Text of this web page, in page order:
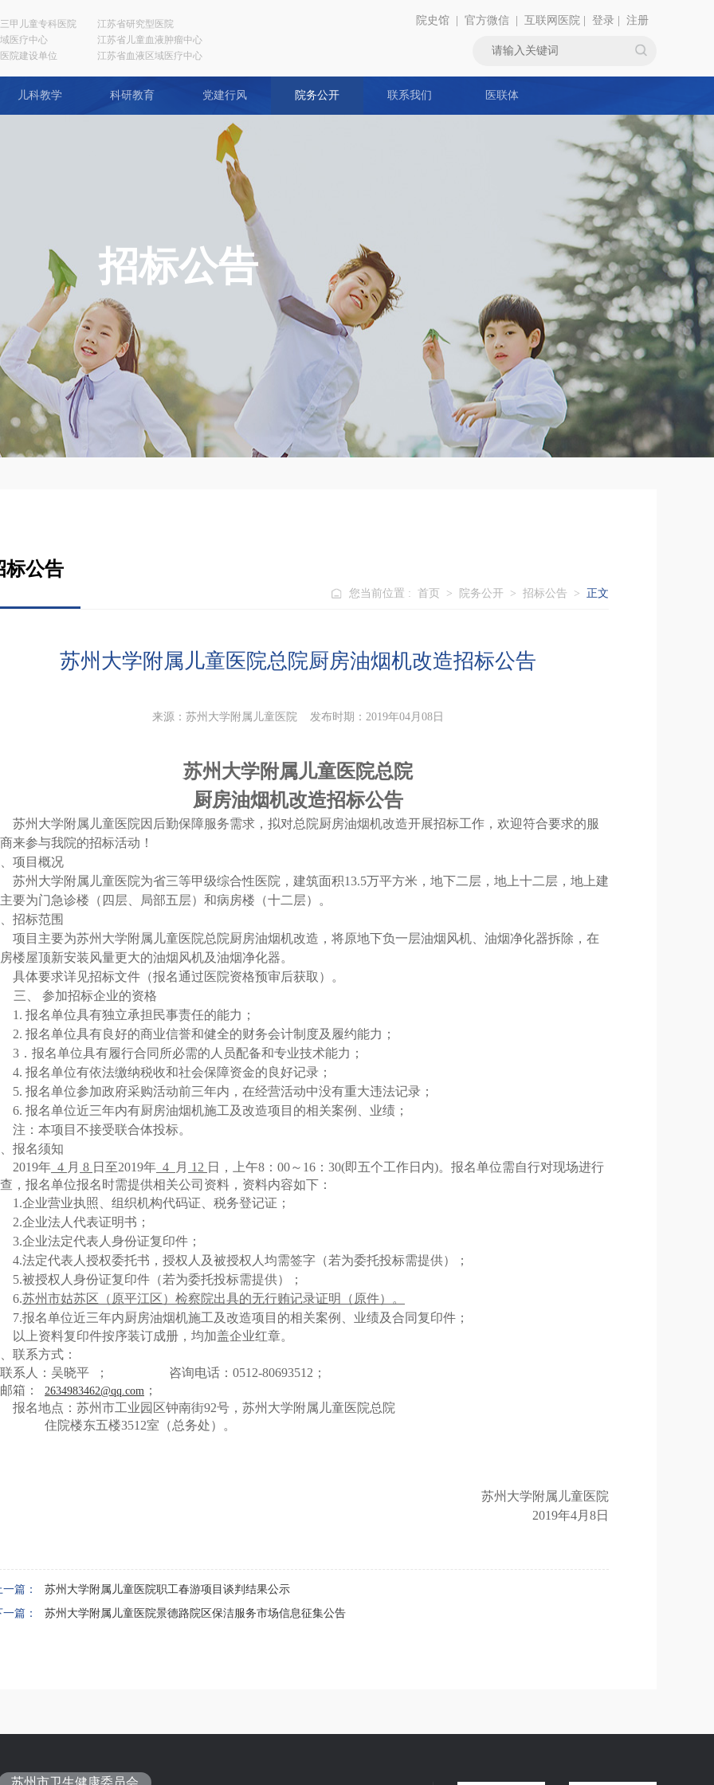
甲儿童专科医院
医疗中心
院建设单位
江苏省研究型医院
江苏省儿童血液肿瘤中心
江苏省血液区域医疗中心
院史馆 官方微信 互联网医院 登录 注册
儿科教学 科研教育 党建行风 院务公开 联系我们 医联体
招标公告
标公告
您当前位置 : 首页 > 院务公开 > 招标公告 > 正文
苏州大学附属儿童医院总院厨房油烟机改造招标公告
来源：苏州大学附属儿童医院 发布时期：2019年04月08日
苏州大学附属儿童医院总院
厨房油烟机改造招标公告
苏州大学附属儿童医院因 后勤保障服务需求 ，拟对总院厨房油烟机改造开展招标工作，欢迎符合要求的服
来参与我院的招标活动！
项目概况
苏州大学附属儿童医院为省三等甲级综合性医院，建筑面积13.5万平方米，地下二层，地上十二层，地上建
要为门急诊楼（四层、局部五层）和病房楼（十二层）。
招标范围
项目主要为苏州大学附属儿童医院总院厨房油烟机改造，将原地下负一层油烟风机、油烟净化器拆除，在
楼屋顶新安装风量更大的油烟风机及油烟净化器。
具体要求详见招标文件（报名通过医院资格预审后获取）。
三、 参加招标企业的资格
1 . 报名单位具有独立承担民事责任的能力；
2. 报名单位具有良好的商业信誉和健全的财务会计制度及履约能力；
3 ． 报名单位具有履行合同所必需的人员配备和专业技术能力；
4. 报名单位有依法缴纳税收和社会保障资金的良好记录；
5. 报名单位参加政府采购活动前三年内，在经营活动中没有重大违法记录；
6. 报名单位近三年内有厨房油烟机施工及改造项目的相关案例、业绩；
注：本项目不接受联合体投标。
报名须知
2019年 4 月 8 日至2019年 4 月 12 日，上午8：00～16：30(即五个工作日内)。报名单位需自行对现场进行
，报名单位报名时需提供相关公司资料，资料内容如下：
1.企业营业执照、组织机构代码证、税务登记证；
2.企业法人代表证明书；
3.企业法定代表人身份证复印件；
4.法定代表人授权委托书，授权人及被授权人均需签字（若为委托投标需提供）；
5.被授权人身份证复印件（若为委托投标需提供）；
6.苏州市姑苏区（原平江区）检察院出具的无行贿记录证明（原件）。
7.报名单位近三年内厨房油烟机施工及改造项目的相关案例、业绩及合同复印件；
以上资料复印件按序装订成册，均加盖企业红章。
联系方式：
联系人： 吴晓平 ； 咨询电话： 0512-80693512；
邮箱：
2634983462@qq.com ；
报名地点：苏州市工业园区钟南街92号，苏州大学附属儿童医院总院
住院楼东五楼3512室（总务处）。
苏州大学附属儿童医院
2019年4月 8日
一篇：
苏州大学附属儿童医院职工春游项目谈判结果公示
一篇：
苏州大学附属儿童医院景德路院区保洁服务市场信息征集公告
苏州市卫生健康委员会